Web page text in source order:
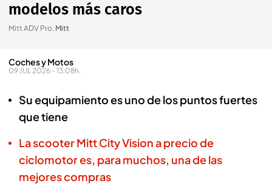
modelos más caros
Mitt ADV Pro. Mitt
Coches y Motos
09 JUL 2026 - 13:08h.
Su equipamiento es uno de los puntos fuertes
que tiene
La scooter Mitt City Vision a precio de
ciclomotor es, para muchos, una de las
mejores compras